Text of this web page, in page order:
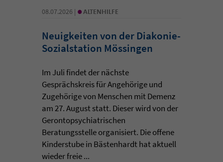
08.07.2026 | • ALTENHILFE
Neuigkeiten von der Diakonie-
Sozialstation Mössingen
Im Juli findet der nächste
Gesprächskreis für Angehörige und
Zugehörige von Menschen mit Demenz
am 27. August statt. Dieser wird von der
Gerontopsychiatrischen
Beratungsstelle organisiert. Die offene
Kinderstube in Bästenhardt hat aktuell
wieder freie ...